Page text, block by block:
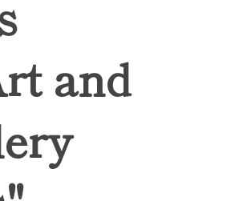
and